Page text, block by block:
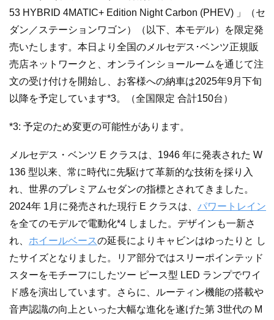
53 HYBRID 4MATIC+ Edition Night Carbon (PHEV) 」（セ
ダン／ステーションワゴン）（以下、本モデル）を限定発
売いたします。本日より全国のメルセデス･ベンツ正規販
売店ネットワークと、オンラインショールームを通じて注
文の受け付けを開始し、お客様への納車は2025年9月下旬
以降を予定しています*3。（全国限定 合計150台）
*3: 予定のため変更の可能性があります。
メルセデス・ベンツ E クラスは、1946 年に発表された W
136 型以来、常に時代に先駆けて革新的な技術を採り入
れ、世界のプレミアムセダンの指標とされてきました。
2024年 1月に発売された現行 E クラスは、 パワートレイン
を全てのモデルで電動化*4 しました。デザインも一新さ
れ、 ホイールベースの延長によりキャビンはゆったりと し
たサイズとなりました。リア部分ではスリーポインテッド
スターをモチーフにしたツー ピース型 LED ランプでワイ
ド感を演出しています。さらに、ルーティン機能の搭載や
音声認識の向上といった大幅な進化を遂げた第 3世代の M